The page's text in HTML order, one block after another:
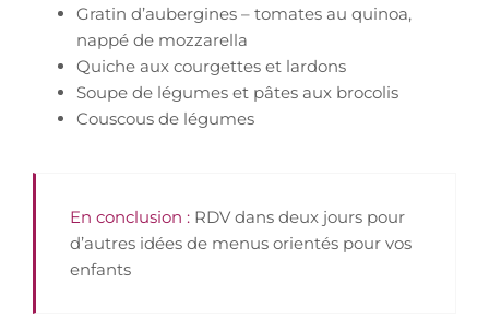
Gratin d’aubergines – tomates au quinoa,
nappé de mozzarella
Quiche aux courgettes et lardons
Soupe de légumes et pâtes aux brocolis
Couscous de légumes
En conclusion : RDV dans deux jours pour
d’autres idées de menus orientés pour vos
enfants